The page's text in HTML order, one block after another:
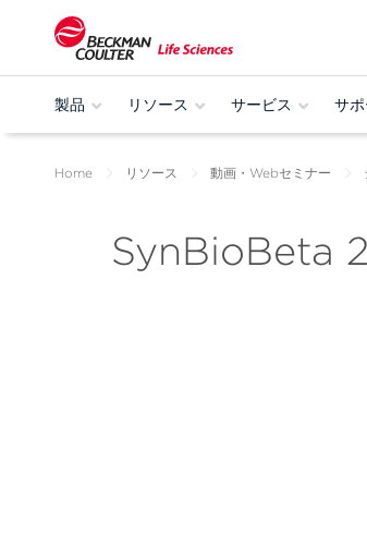
製品 リソース サービス サポ
Home リソース 動画・Webセミナー
SynBioBeta